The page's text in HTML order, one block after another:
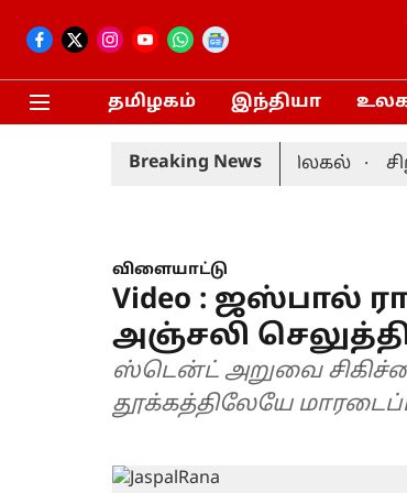
தமிழகம் இந்தியா
Breaking News
முன்னணி வீரர் திடீர் விலகல்
விளையாட்டு
Video : ஜஸ்பால்
அஞ்சலி
ஸ்டென்ட் அறுவை